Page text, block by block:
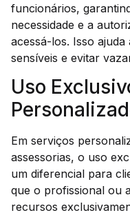
funcionários,
necessidade e a
acessá-los. Isso
sensíveis e evitar
Uso
Em serviços
assessorias, o uso
um diferencial para
que o profissional ou
recursos